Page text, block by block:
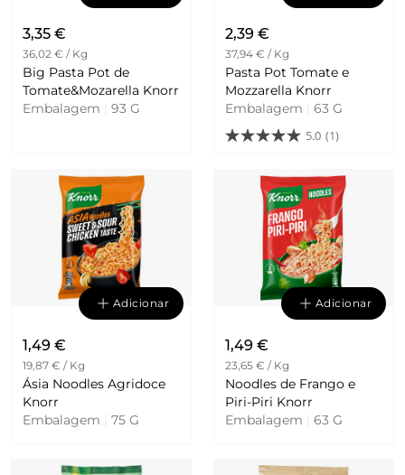
3,35 €
36,02 € / Kg
Big Pasta Pot de
Tomate&Mozarella Knorr
Embalagem
93 G
2,39 €
37,94 € / Kg
Pasta Pot Tomate e
Mozzarella Knorr
Embalagem
63 G
5.0 (1)
Adicionar
1,49 €
19,87 € / Kg
Ásia Noodles Agridoce
Knorr
Embalagem
75 G
Adicionar
1,49 €
23,65 € / Kg
Noodles de Frango e
Piri-Piri Knorr
Embalagem
63 G